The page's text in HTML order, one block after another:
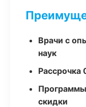
Врачи с
наук
Рассрочка
скидки